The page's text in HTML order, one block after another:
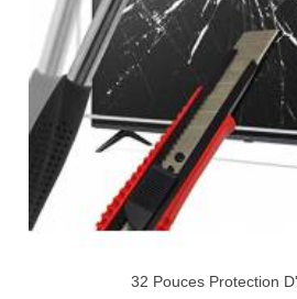
32 Pouces Protection